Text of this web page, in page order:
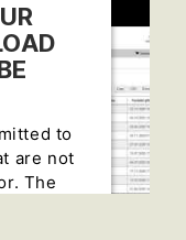
to
are not
The
this